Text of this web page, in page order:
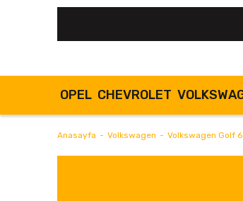
OPEL CHEVROLET
Anasayfa Volkswagen Volkswagen Golf